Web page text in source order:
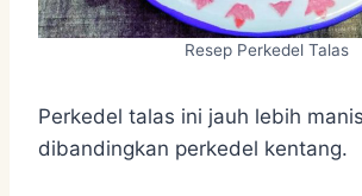
Resep Perkedel Talas
Perkedel talas ini jauh lebih
dibandingkan perkedel kentang.